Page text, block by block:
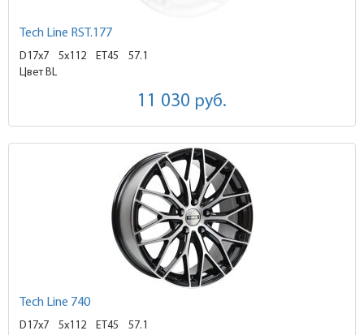
Tech Line RST.177
D17x7 5x112 ET45
57.1
Цвет BL
11 030 руб.
Tech Line 740
D17x7 5x112 ET45
57.1